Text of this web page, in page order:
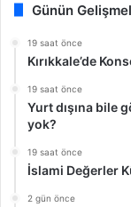
Günün
19 saat önce
Kırıkkale’de
19 saat önce
Yurt dışına bile
yok?
19 saat önce
İslami Değerler
2 gün önce